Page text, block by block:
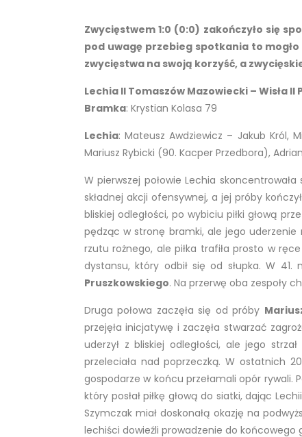
Zwycięstwem 1:0 (0:0) zakończyło się
pod uwagę przebieg spotkania to
zwycięstwa na swoją korzyść, a
Lechia II Tomaszów Mazowiecki – Wisła II
Bramka: Krystian Kolasa 79
Lechia: Mateusz Awdziewicz – Jakub Król,
Mariusz Rybicki (90. Kacper Przedbora),
W pierwszej połowie Lechia
składnej akcji ofensywnej, a jej próby
bliskiej odległości, po wybiciu piłki głową
pędząc w stronę bramki, ale jego uderzenie
rzutu rożnego, ale piłka trafiła prosto w ręce
dystansu, który odbił się od słupka. W 41.
Pruszkowskiego. Na przerwę oba zespoły
Druga połowa zaczęła się od próby
przejęła inicjatywę i zaczęła stwarzać
uderzył z bliskiej odległości, ale jego
przeleciała nad poprzeczką. W ostatnich
gospodarze w końcu przełamali opór rywali.
który posłał piłkę głową do siatki, dając
Szymczak miał doskonałą okazję na
lechiści dowieźli prowadzenie do końcowego